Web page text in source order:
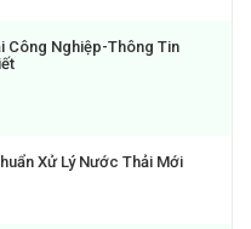
Công Nghiệp-Thông Tin
Xử Lý Nước Thải Mới